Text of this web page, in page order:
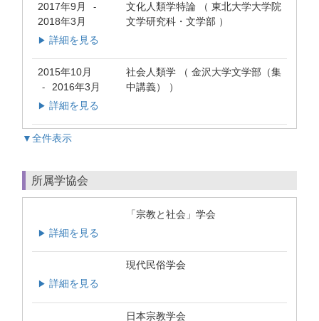
2017年9月 -
2018年3月
文化人類学特論 （ 東北大学大学院
文学研究科・文学部 ）
▶ 詳細を見る
2015年10月
- 2016年3月
社会人類学 （ 金沢大学文学部（集
中講義） ）
▶ 詳細を見る
▼全件表示
所属学協会
「宗教と社会」学会
▶ 詳細を見る
現代民俗学会
▶ 詳細を見る
日本宗教学会